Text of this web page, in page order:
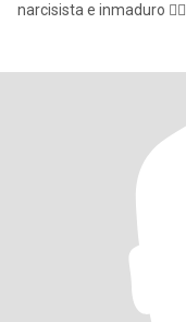
narcisista e inmaduro 👌🏼